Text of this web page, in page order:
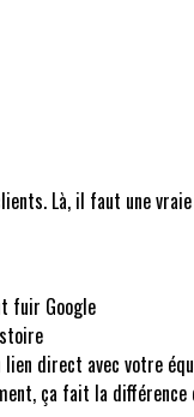
Là, il faut une
fuir Google
direct avec votre
ça fait la